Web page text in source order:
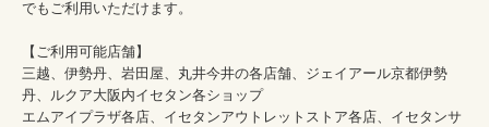
でもご利用いただけます。
【ご利用可能店舗】
三越、伊勢丹、岩田屋、丸井今井の各店舗、ジェイアール京都伊勢
丹、ルクア大阪内イセタン各ショップ
エムアイプラザ各店、イセタンアウトレットストア各店、イセタンサ